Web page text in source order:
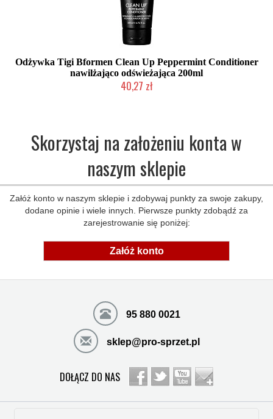
Odżywka Tigi Bformen Clean Up Peppermint Conditioner
nawilżająco odświeżająca 200ml
40,27 zł
Skorzystaj na założeniu konta w
naszym sklepie
Załóż konto w naszym sklepie i zdobywaj punkty za swoje zakupy,
dodane opinie i wiele innych. Pierwsze punkty zdobądź za
zarejestrowanie się poniżej:
Załóż konto
95 880 0021
sklep@pro-sprzet.pl
DOŁĄCZ DO NAS